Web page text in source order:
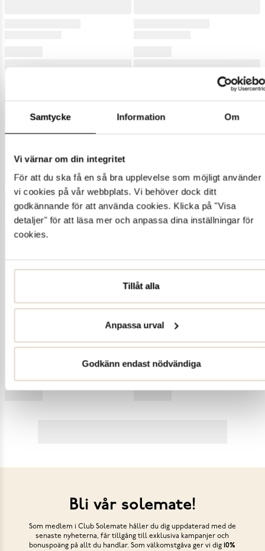
Samtycke Information Om
Vi värnar om din integritet
För att du ska få en så bra upplevelse som möjligt använder
vi cookies på vår webbplats. Vi behöver dock ditt
godkännande för att använda cookies. Klicka på "Visa
detaljer" för att läsa mer och anpassa dina inställningar för
cookies.
Tillåt alla
Anpassa urval
Godkänn endast nödvändiga
Bli vår solemate!
Som medlem i Club Solemate håller du dig uppdaterad med de
senaste nyheterna, får tillgång till exklusiva kampanjer och
bonuspoäng på allt du handlar. Som välkomstgåva ger vi dig 10%